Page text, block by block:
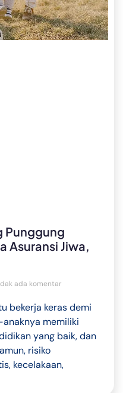
Punggung
Asuransi Jiwa,
ada komentar
bekerja keras demi
memiliki
yang baik, dan
risiko
kecelakaan,